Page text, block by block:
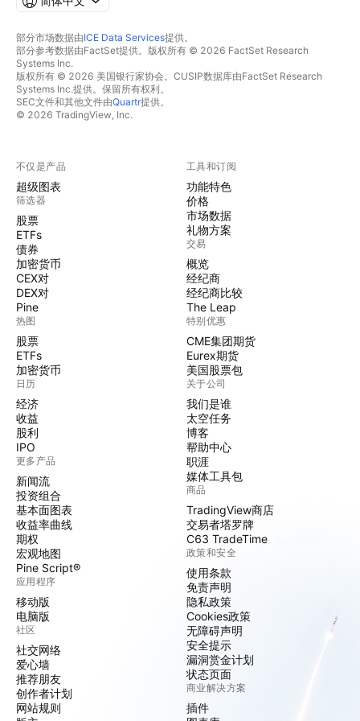
部分市场数据由ICE Data Services提供。
部分参考数据由FactSet提供。版权所有 © 2026 FactSet Research
Systems Inc.
版权所有 © 2026 美国银行家协会。CUSIP数据库由FactSet Research
Systems Inc.提供。保留所有权利。
SEC文件和其他文件由Quartr提供。
© 2026 TradingView, Inc.
不仅是产品
超级图表
筛选器
股票
ETFs
债券
加密货币
CEX对
DEX对
Pine
热图
股票
ETFs
加密货币
日历
经济
收益
股利
IPO
更多产品
新闻流
投资组合
基本面图表
收益率曲线
期权
宏观地图
Pine Script®
应用程序
移动版
电脑版
社区
社交网络
爱心墙
推荐朋友
创作者计划
网站规则
工具和订阅
功能特色
价格
市场数据
礼物方案
交易
概览
经纪商
经纪商比较
The Leap
特别优惠
CME集团期货
Eurex期货
美国股票包
关于公司
我们是谁
太空任务
博客
帮助中心
职涯
媒体工具包
商品
TradingView商店
交易者塔罗牌
C63 TradeTime
政策和安全
使用条款
免责声明
隐私政策
Cookies政策
无障碍声明
安全提示
漏洞赏金计划
状态页面
商业解决方案
插件